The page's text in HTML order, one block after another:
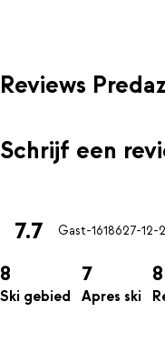
Reviews
Schrijf een
7.7 Gast-1618627-12-
8
Ski gebied
7
Apres ski
8